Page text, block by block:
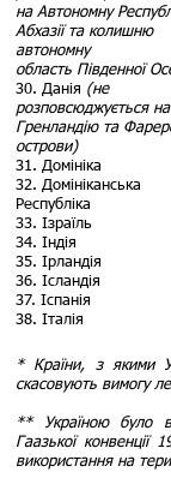
на Автономну
Абхазії та колишню
автономну
область Південної
30. Данія (не
розповсюджується на
Гренландію та
острови)
31. Домініка
32. Домініканська
Республіка
33. Ізраїль
34. Індія
35. Ірландія
36. Ісландія
37. Іспанія
38. Італія
* Країни, з якими
скасовують вимогу
** Україною було
Гаазької
використання на